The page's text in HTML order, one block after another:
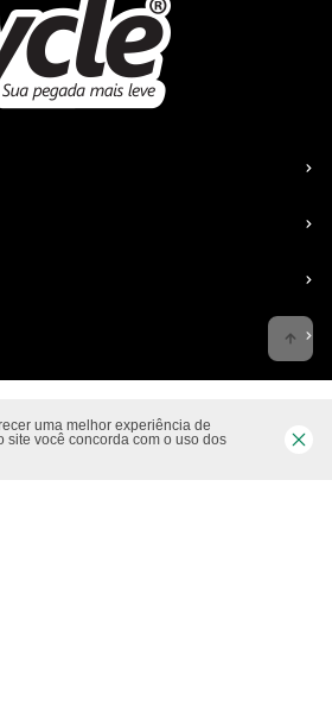
uma melhor experiência de
site você concorda com o uso dos